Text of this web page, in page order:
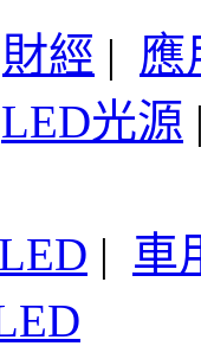
財經 | 應
LED光源
| 車